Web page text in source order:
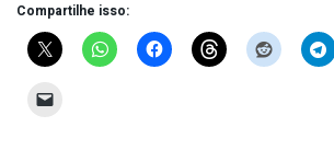
Compartilhe isso: